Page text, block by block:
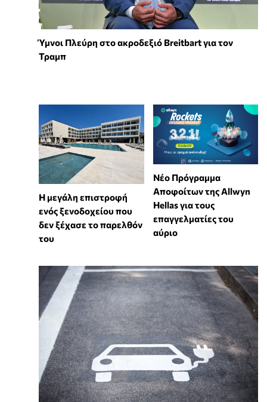
Ύμνοι Πλεύρη στο ακροδεξιό Breitbart για τον
Τραμπ
Η μεγάλη επιστροφή
ενός ξενοδοχείου που
δεν ξέχασε το παρελθόν
του
Νέο Πρόγραμμα
Αποφοίτων της Allwyn
Hellas για τους
επαγγελματίες του
αύριο